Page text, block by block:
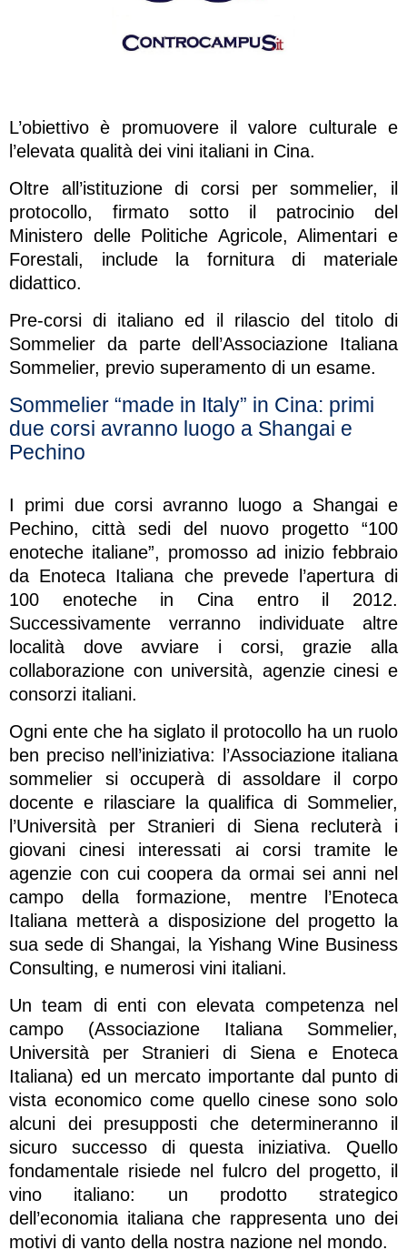
L’obiettivo è promuovere il valore culturale e
l’elevata qualità dei vini italiani in Cina.
Oltre all’istituzione di corsi per sommelier, il
protocollo, firmato sotto il patrocinio del
Ministero delle Politiche Agricole, Alimentari e
Forestali, include la fornitura di materiale
didattico.
Pre-corsi di italiano ed il rilascio del titolo di
Sommelier da parte dell’Associazione Italiana
Sommelier, previo superamento di un esame.
Sommelier “made in Italy” in Cina: primi
due corsi avranno luogo a Shangai e
Pechino
I primi due corsi avranno luogo a Shangai e
Pechino, città sedi del nuovo progetto “100
enoteche italiane”, promosso ad inizio febbraio
da Enoteca Italiana che prevede l’apertura di
100 enoteche in Cina entro il 2012.
Successivamente verranno individuate altre
località dove avviare i corsi, grazie alla
collaborazione con università, agenzie cinesi e
consorzi italiani.
Ogni ente che ha siglato il protocollo ha un ruolo
ben preciso nell’iniziativa: l’Associazione italiana
sommelier si occuperà di assoldare il corpo
docente e rilasciare la qualifica di Sommelier,
l’Università per Stranieri di Siena recluterà i
giovani cinesi interessati ai corsi tramite le
agenzie con cui coopera da ormai sei anni nel
campo della formazione, mentre l’Enoteca
Italiana metterà a disposizione del progetto la
sua sede di Shangai, la Yishang Wine Business
Consulting, e numerosi vini italiani.
Un team di enti con elevata competenza nel
campo (Associazione Italiana Sommelier,
Università per Stranieri di Siena e Enoteca
Italiana) ed un mercato importante dal punto di
vista economico come quello cinese sono solo
alcuni dei presupposti che determineranno il
sicuro successo di questa iniziativa. Quello
fondamentale risiede nel fulcro del progetto, il
vino italiano: un prodotto strategico
dell’economia italiana che rappresenta uno dei
motivi di vanto della nostra nazione nel mondo.